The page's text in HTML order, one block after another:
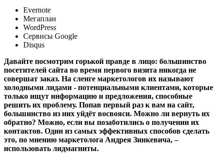
Evernote
Мегаплан
WordPress
Сервисы Google
Disqus
Давайте посмотрим горькой правде в лицо: большинство
посетителей сайта во время первого визита никогда не
совершат заказ. На сленге маркетологов их называют
холодными лидами - потенциальными клиентами, которые
только ищут информацию и предложения, способные
решить их проблему. Попав первый раз к вам на сайт,
большинство из них уйдёт восвояси. Можно ли вернуть их
обратно? Можно, если вы позаботились о получении их
контактов. Один из самых эффективных способов сделать
это, по мнению маркетолога Андрея Зинкевича, –
использовать лидмагниты.